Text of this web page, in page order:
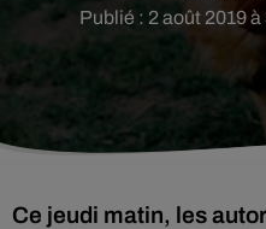
Publié : 2 août 2019
Ce jeudi matin, les